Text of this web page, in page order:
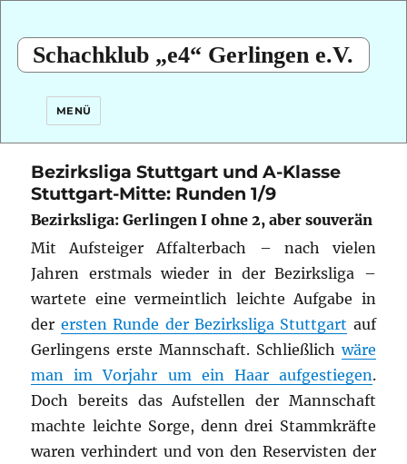
Schachklub „e4“ Gerlingen e.V.
MENÜ
Bezirksliga Stuttgart und A-Klasse
Stuttgart-Mitte: Runden 1/9
Bezirksliga: Gerlingen I ohne 2, aber souverän
Mit Aufsteiger Affalterbach – nach vielen
Jahren erstmals wieder in der Bezirksliga –
wartete eine vermeintlich leichte Aufgabe in
der ersten Runde der Bezirksliga Stuttgart auf
Gerlingens erste Mannschaft. Schließlichwäre
man im Vorjahr um ein Haar aufgestiegen.
Doch bereits das Aufstellen der Mannschaft
machte leichte Sorge, denn drei Stammkräfte
waren verhindert und von den Reservisten der